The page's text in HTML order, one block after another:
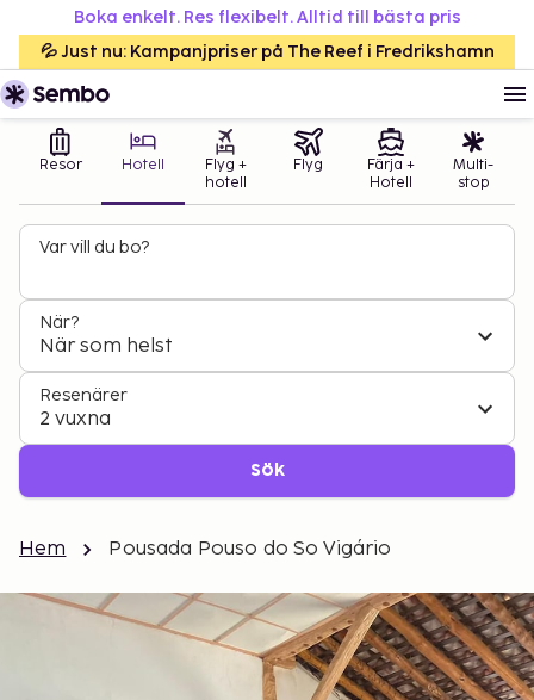
Boka enkelt. Res flexibelt. Alltid till bästa pris
💦 Just nu: Kampanjpriser på The Reef i Fredrikshamn
Resor Hotell
Flyg +
hotell
Flyg
Färja +
Hotell
Multi-
stop
Var vill du bo?
När?
När som helst
Resenärer
2 vuxna
Sök
Hem Pousada Pouso do So Vigário